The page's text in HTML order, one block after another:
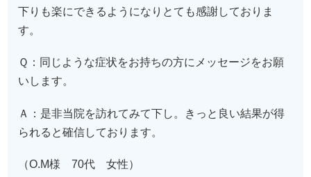
下りも楽にできるようになりとても感謝しておりま
す。
Ｑ：同じような症状をお持ちの方にメッセージをお願
いします。
Ａ：是非当院を訪れてみて下し。きっと良い結果が得
られると確信しております。
（O.M様 70代 女性）